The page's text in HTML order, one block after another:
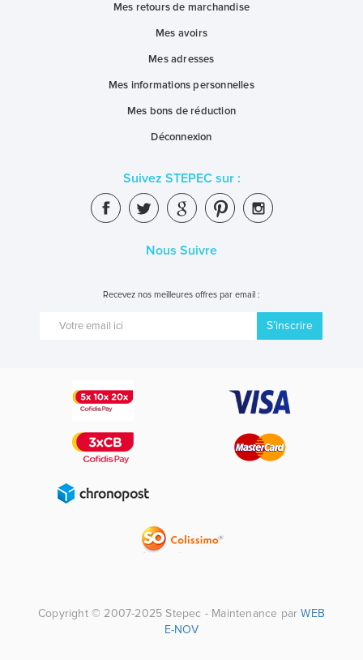
Mes retours de marchandise
Mes avoirs
Mes adresses
Mes informations personnelles
Mes bons de réduction
Déconnexion
Suivez STEPEC sur :
Nous Suivre
Recevez nos meilleures offres par email :
S’inscrire
Copyright © 2007-2025 Stepec - Maintenance parWEB
E-NOV